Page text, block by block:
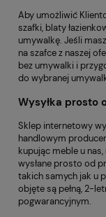
Aby umożliwić
szafki, blaty
umywalkę. Jeśli
na szafce z naszej
bez umywalki i
do wybranej
Wysyłka prosto
Sklep internetowy
handlowym
kupując meble u
wysłane prosto od
takich samych jak u
objęte są pełną, 2-
pogwarancyjnym.